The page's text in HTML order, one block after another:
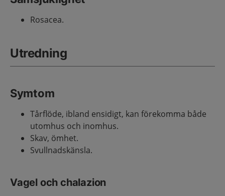
Rosacea.
Utredning
Symtom
Tårflöde, ibland ensidigt, kan förekomma både
utomhus och inomhus.
Skav, ömhet.
Svullnadskänsla.
Vagel och chalazion